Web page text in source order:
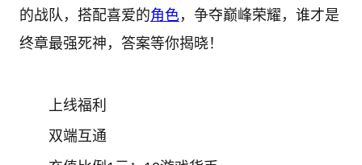
的战队，搭配喜爱的角色，争夺巅峰荣耀，谁才是
终章最强死神，答案等你揭晓！
上线福利
双端互通